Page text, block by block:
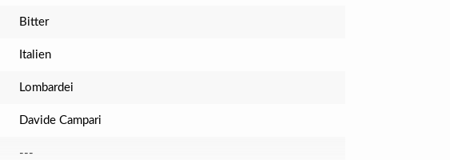
Bitter
Italien
Lombardei
Davide Campari
---